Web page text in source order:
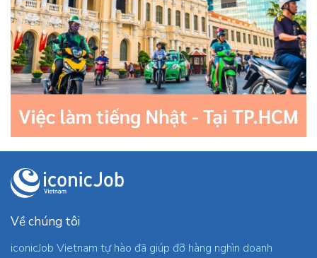
Về chúng tôi
iconicJob Vietnam tự hào đã giúp đỡ hàng nghìn doanh